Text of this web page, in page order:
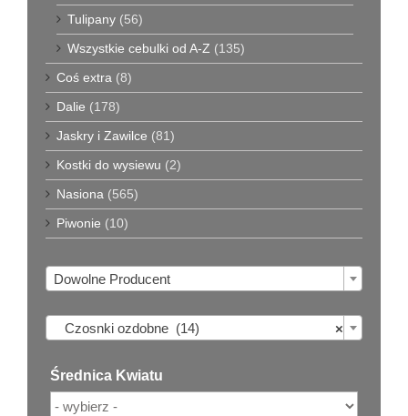
Tulipany (56)
Wszystkie cebulki od A-Z (135)
Coś extra (8)
Dalie (178)
Jaskry i Zawilce (81)
Kostki do wysiewu (2)
Nasiona (565)
Piwonie (10)
Dowolne Producent
×
Czosnki ozdobne (14)
Średnica Kwiatu